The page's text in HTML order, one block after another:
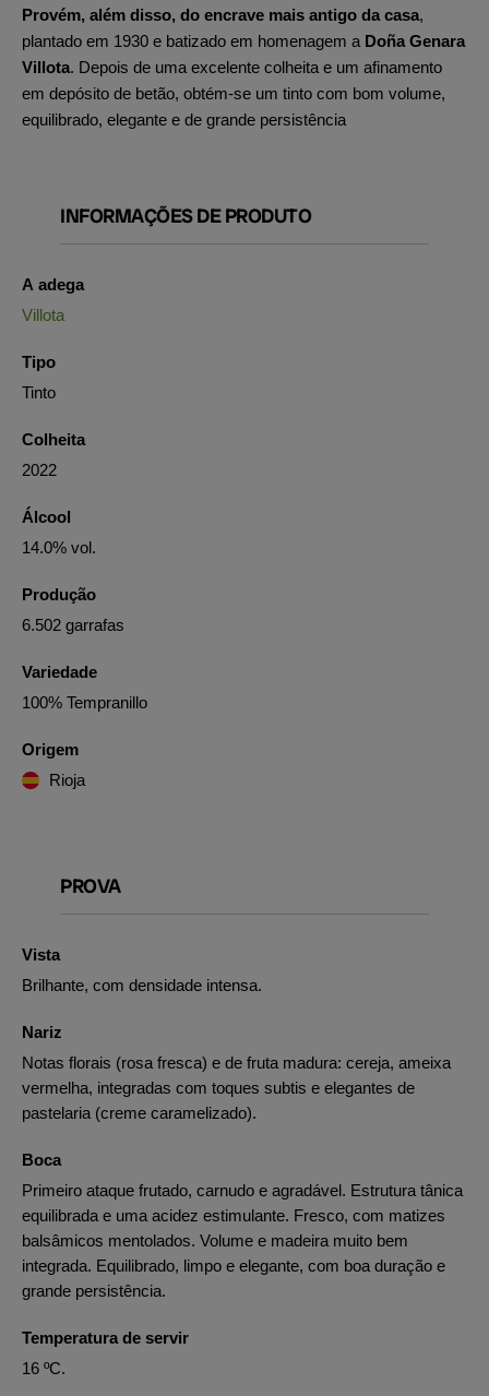
Provém, além disso, do encrave mais antigo da casa,
plantado em 1930 e batizado em homenagem a Doña Genara
Villota. Depois de uma excelente colheita e um afinamento
em depósito de betão, obtém-se um tinto com bom volume,
equilibrado, elegante e de grande persistência
INFORMAÇÕES DE PRODUTO
A adega
Villota
Tipo
Tinto
Colheita
2022
Álcool
14.0% vol.
Produção
6.502 garrafas
Variedade
100% Tempranillo
Origem
Rioja
PROVA
Vista
Brilhante, com densidade intensa.
Nariz
Notas florais (rosa fresca) e de fruta madura: cereja, ameixa
vermelha, integradas com toques subtis e elegantes de
pastelaria (creme caramelizado).
Boca
Primeiro ataque frutado, carnudo e agradável. Estrutura tânica
equilibrada e uma acidez estimulante. Fresco, com matizes
balsâmicos mentolados. Volume e madeira muito bem
integrada. Equilibrado, limpo e elegante, com boa duração e
grande persistência.
Temperatura de servir
16 ºC.